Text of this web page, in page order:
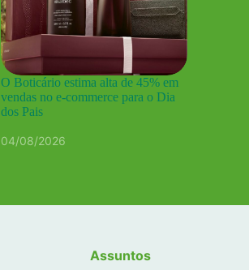
O Boticário estima alta de 45% em
vendas no e-commerce para o Dia
dos Pais
04/08/2026
Assuntos